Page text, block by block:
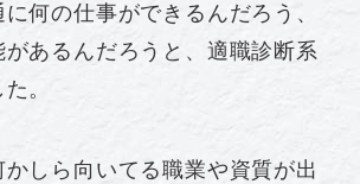
何の仕事ができるんだろう、
あるんだろうと、適職診断系
。
しら向いてる職業や資質が出